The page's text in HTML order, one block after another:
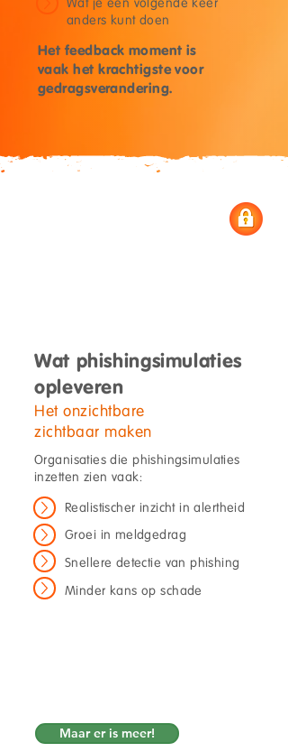
anders kunt doen
Het feedback moment is
vaak het krachtigste voor
gedragsverandering.
Wat phishingsimulaties
opleveren
Het onzichtbare
zichtbaar maken
Organisaties die phishingsimulaties
inzetten zien vaak:
Realistischer inzicht in alertheid
Groei in meldgedrag
Snellere detectie van phishing
Minder kans op schade
Maar er is meer!